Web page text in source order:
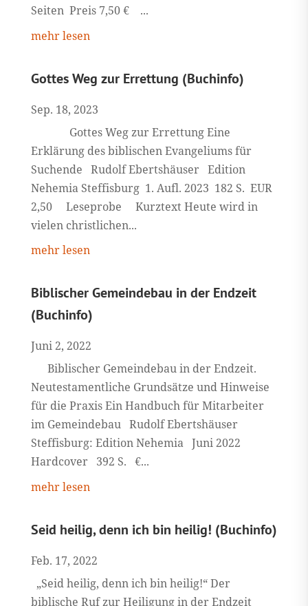
Seiten Preis 7,50 € ...
mehr lesen
Gottes Weg zur Errettung (Buchinfo)
Sep. 18, 2023
Gottes Weg zur Errettung Eine
Erklärung des biblischen Evangeliums für
Suchende Rudolf Ebertshäuser Edition
Nehemia Steffisburg 1. Aufl. 2023 182 S. EUR
2,50 Leseprobe Kurztext Heute wird in
vielen christlichen...
mehr lesen
Biblischer Gemeindebau in der Endzeit
(Buchinfo)
Juni 2, 2022
Biblischer Gemeindebau in der Endzeit.
Neutestamentliche Grundsätze und Hinweise
für die Praxis Ein Handbuch für Mitarbeiter
im Gemeindebau Rudolf Ebertshäuser
Steffisburg: Edition Nehemia Juni 2022
Hardcover 392 S. €...
mehr lesen
Seid heilig, denn ich bin heilig! (Buchinfo)
Feb. 17, 2022
„Seid heilig, denn ich bin heilig!“ Der
biblische Ruf zur Heiligung in der Endzeit